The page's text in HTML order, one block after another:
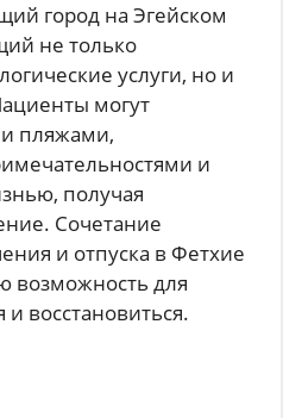
город на Эгейском
не только
услуги, но и
могут
пляжами,
и
получая
Сочетание
и отпуска в Фетхие
возможность для
и восстановиться.